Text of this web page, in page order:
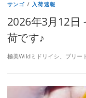
サンゴ / 入荷速報
2026年3月12日
荷です♪
極美Wildミドリイシ、ブリー